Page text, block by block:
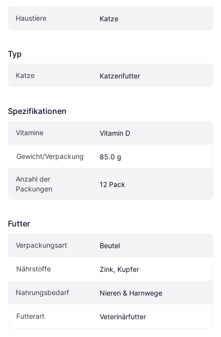
Haustiere Katze
Typ
Katze Katzenfutter
Spezifikationen
Vitamine Vitamin D
Gewicht/Verpackung 85.0 g
Anzahl der
Packungen
12 Pack
Futter
Verpackungsart Beutel
Nährstoffe Zink, Kupfer
Nahrungsbedarf Nieren & Harnwege
Futterart Veterinärfutter